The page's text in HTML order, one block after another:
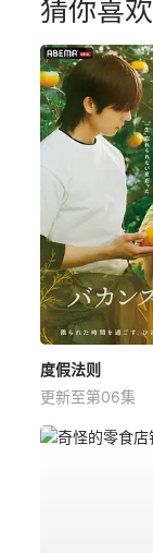
猜你喜欢
度假法则
更新至第06集